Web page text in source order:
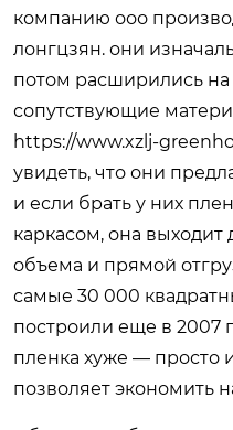
компанию ооо
лонгцзян. они
потом расширились
сопутствующие
https://www.xzlj-
увидеть, что они
и если брать у них
каркасом, она
объема и прямой
самые 30 000
построили еще в 2007
пленка хуже — просто
позволяет экономить